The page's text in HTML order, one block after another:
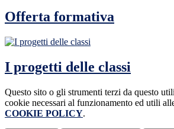
Offerta formativa
I progetti delle classi
Questo sito o gli strumenti terzi da questo
cookie necessari al funzionamento ed utili
COOKIE POLICY.